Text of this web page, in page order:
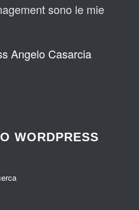
sono le mie
Angelo Casarcia
WORDPRESS